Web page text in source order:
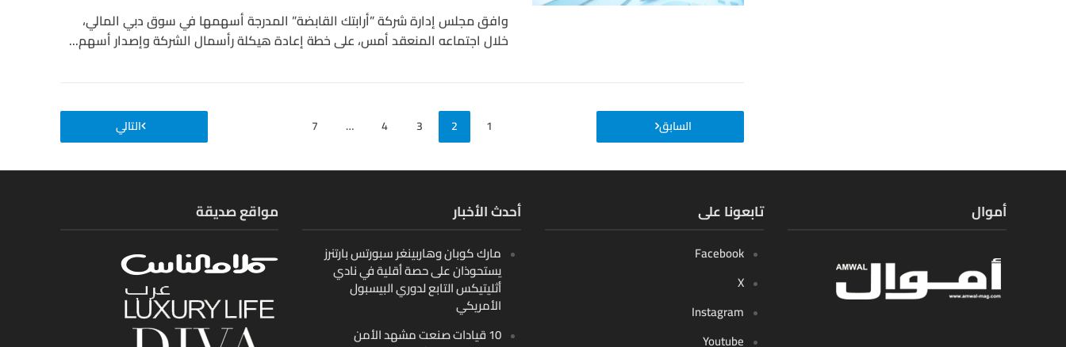
وافق مجلس إدارة شركة ”أرابتك القابضة” المدرجة أسهمها في سوق دبي المالي،
خلال اجتماعه المنعقد أمس، على خطة إعادة هيكلة رأسمال الشركة وإصدار أسهم...
السابق 1
2
3
4
…
7 التالي
مواقع صديقة أحدث الأخبار
مارك كوبان وهاربينغر سبورتس بارتنرز
يستحوذان على حصة أقلية في نادي
أثليتيكس التابع لدوري البيسبول
الأمريكي
10 قيادات صنعت مشهد الأمن
تابعونا على
Facebook
X
Instagram
Youtube
أموال